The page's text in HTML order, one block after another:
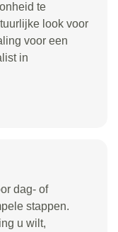
te
look voor
voor een
in
dag- of
stappen.
u wilt,